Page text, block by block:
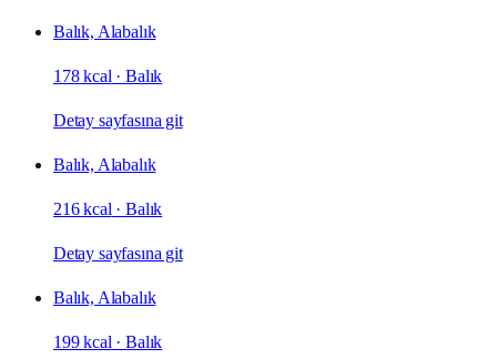
Balık, Alabalık
178 kcal ·Balık
Detay sayfasına git
Balık, Alabalık
216 kcal ·Balık
Detay sayfasına git
Balık, Alabalık
199 kcal ·Balık